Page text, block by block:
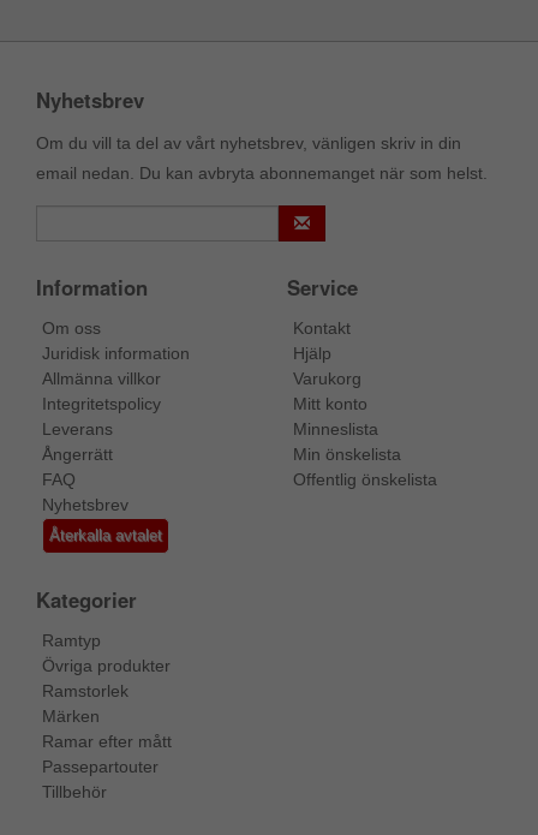
Nyhetsbrev
Om du vill ta del av vårt nyhetsbrev, vänligen skriv in din
email nedan. Du kan avbryta abonnemanget när som helst.
Information
Om oss
Juridisk information
Allmänna villkor
Integritetspolicy
Leverans
Ångerrätt
FAQ
Nyhetsbrev
Återkalla avtalet
Service
Kontakt
Hjälp
Varukorg
Mitt konto
Minneslista
Min önskelista
Offentlig önskelista
Kategorier
Ramtyp
Övriga produkter
Ramstorlek
Märken
Ramar efter mått
Passepartouter
Tillbehör